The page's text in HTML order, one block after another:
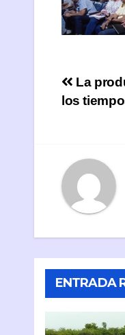
La
los
ENTRADA